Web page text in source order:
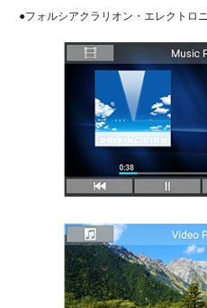
●フォルシアクラリオン・エレクトロ